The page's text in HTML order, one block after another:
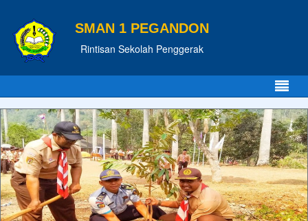
SMAN 1 PEGANDON
Rintisan Sekolah Penggerak